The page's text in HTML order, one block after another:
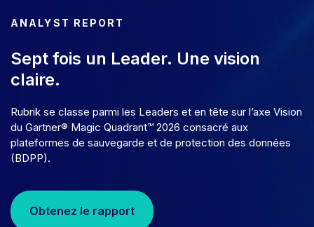
ANALYST REPORT
Sept fois un Leader. Une vision
claire.
Rubrik se classe parmi les Leaders et en tête sur l’axe Vision
du Gartner® Magic Quadrant™ 2026 consacré aux
plateformes de sauvegarde et de protection des données
(BDPP).
Obtenez le rapport